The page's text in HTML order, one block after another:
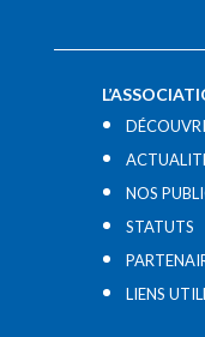
NOS
STATUTS
LIENS